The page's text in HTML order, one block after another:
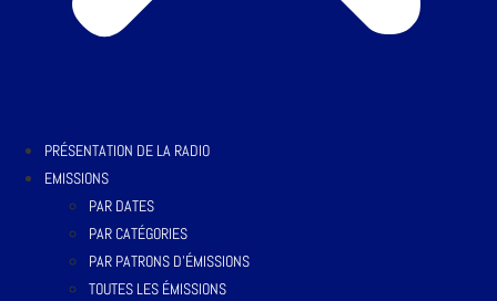
PRÉSENTATION DE LA RADIO
EMISSIONS
PAR DATES
PAR CATÉGORIES
PAR PATRONS D’ÉMISSIONS
TOUTES LES ÉMISSIONS